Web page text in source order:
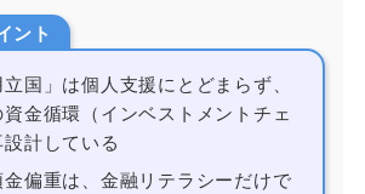
ント
立国」は個人支援にとどまらず、
金循環（インベストメントチェ
計している
金偏重は、金融リテラシーだけで